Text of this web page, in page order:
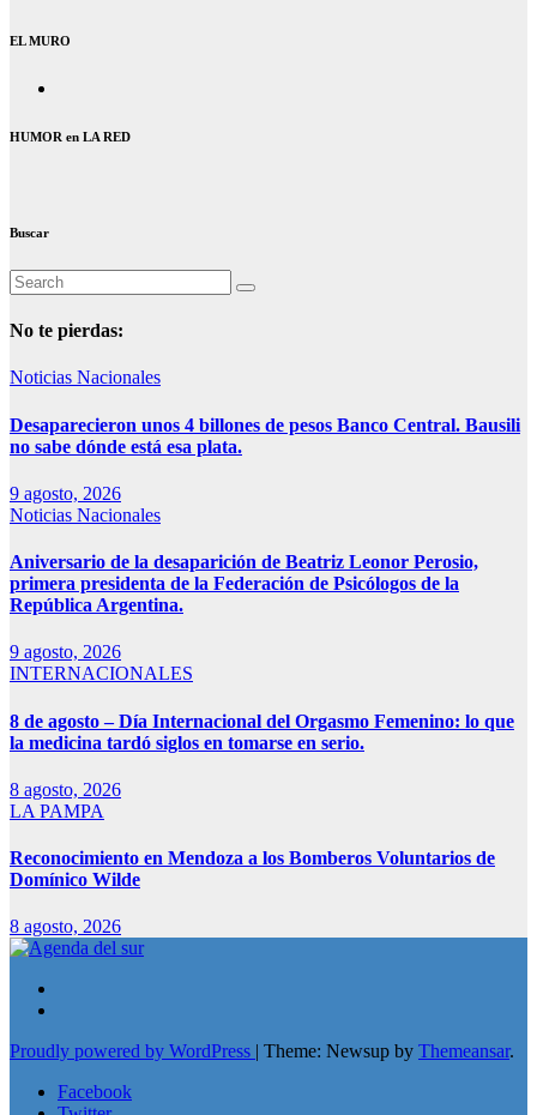
EL MURO
HUMOR en LA RED
Buscar
No te pierdas:
Noticias Nacionales
Desaparecieron unos 4 billones de pesos Banco Central. Bausili
no sabe dónde está esa plata.
9 agosto, 2026
Noticias Nacionales
Aniversario de la desaparición de Beatriz Leonor Perosio,
primera presidenta de la Federación de Psicólogos de la
República Argentina.
9 agosto, 2026
INTERNACIONALES
8 de agosto – Día Internacional del Orgasmo Femenino: lo que
la medicina tardó siglos en tomarse en serio.
8 agosto, 2026
LA PAMPA
Reconocimiento en Mendoza a los Bomberos Voluntarios de
Domínico Wilde
8 agosto, 2026
Proudly powered by WordPress | Theme: Newsup by Themeansar.
Facebook